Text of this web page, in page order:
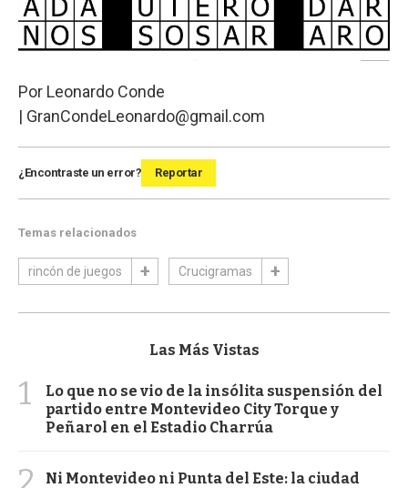
Por Leonardo Conde
| GranCondeLeonardo@gmail.com
¿Encontraste un error? Reportar
Temas relacionados
rincón de juegos Crucigramas
Las Más Vistas
1
Lo que no se vio de la insólita suspensión del
partido entre Montevideo City Torque y
Peñarol en el Estadio Charrúa
2
Ni Montevideo ni Punta del Este: la ciudad